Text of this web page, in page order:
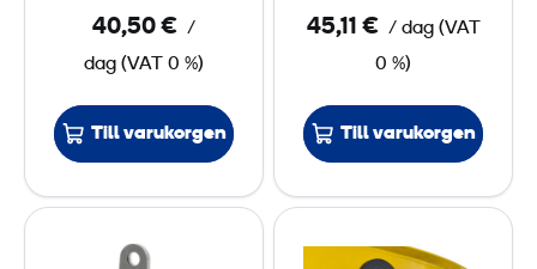
c
c
k
l
40,50 € /
dag (VAT 0 %)
Till varukorgen
c
k
l
45,11 € / dag (VAT
0 %)
Till varukorgen
l
a